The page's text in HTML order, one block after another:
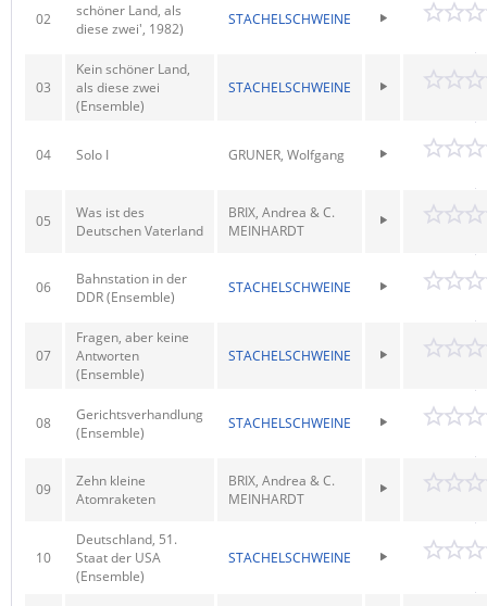
02
schöner Land, als
diese zwei', 1982)
STACHELSCHWEINE
03
Kein schöner Land,
als diese zwei
(Ensemble)
STACHELSCHWEINE
04 Solo I GRUNER, Wolfgang
05
Was ist des
Deutschen Vaterland
BRIX, Andrea & C.
MEINHARDT
06
Bahnstation in der
DDR (Ensemble)
STACHELSCHWEINE
07
Fragen, aber keine
Antworten
(Ensemble)
STACHELSCHWEINE
08
Gerichtsverhandlung
(Ensemble)
STACHELSCHWEINE
09
Zehn kleine
Atomraketen
BRIX, Andrea & C.
MEINHARDT
10
Deutschland, 51.
Staat der USA
(Ensemble)
STACHELSCHWEINE